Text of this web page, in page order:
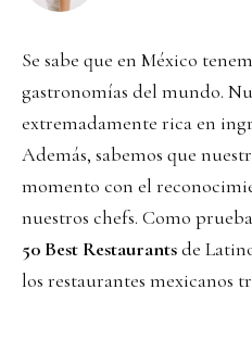
Se sabe que en México
gastronomías del mundo.
extremadamente rica en
Además, sabemos que
momento con el
nuestros chefs. Como
50 Best Restaurantsde
los restaurantes mexicanos